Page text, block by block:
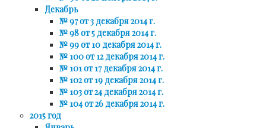
Декабрь
№ 97 от 3 декабря 2014 г.
№ 98 от 5 декабря 2014 г.
№ 99 от 10 декабря 2014 г.
№ 100 от 12 декабря 2014 г.
№ 101 от 17 декабря 2014 г.
№ 102 от 19 декабря 2014 г.
№ 103 от 24 декабря 2014 г.
№ 104 от 26 декабря 2014 г.
2015 год